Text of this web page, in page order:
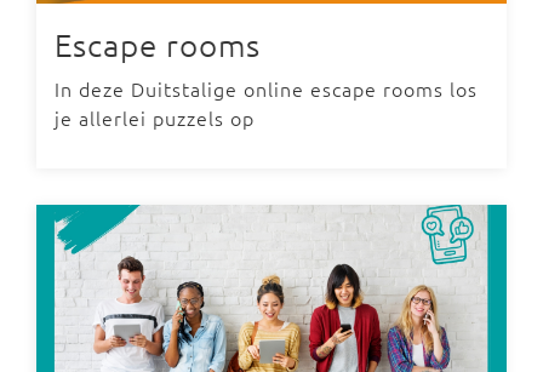
Escape rooms
In deze Duitstalige online escape rooms los
je allerlei puzzels op